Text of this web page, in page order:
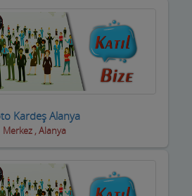
Kardeş Alanya
Merkez , Alanya